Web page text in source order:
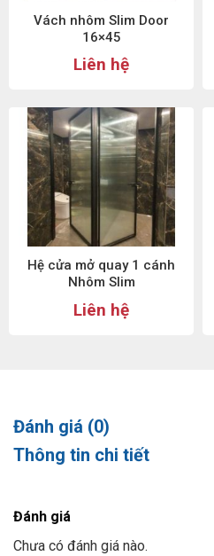
Vách nhôm Slim Door
16×45
Liên hệ
Hệ cửa mở quay 1 cánh
Nhôm Slim
Liên hệ
Đánh giá (0)
Thông tin chi tiết
Đánh giá
Chưa có đánh giá nào.